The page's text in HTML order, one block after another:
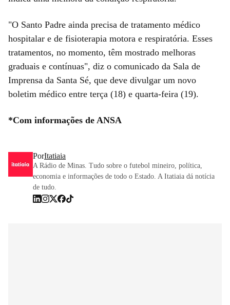
"O Santo Padre ainda precisa de tratamento médico
hospitalar e de fisioterapia motora e respiratória. Esses
tratamentos, no momento, têm mostrado melhoras
graduais e contínuas", diz o comunicado da Sala de
Imprensa da Santa Sé, que deve divulgar um novo
boletim médico entre terça (18) e quarta-feira (19).
*Com informações de ANSA
PorItatiaia
A Rádio de Minas. Tudo sobre o futebol mineiro, política,
economia e informações de todo o Estado. A Itatiaia dá notícia
de tudo.